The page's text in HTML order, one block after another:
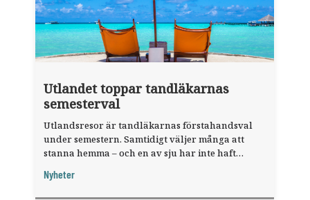
Utlandet toppar tandläkarnas
semesterval
Utlandsresor är tandläkarnas förstahandsval
under semestern. Samtidigt väljer många att
stanna hemma – och en av sju har inte haft
fråga".
Nyheter